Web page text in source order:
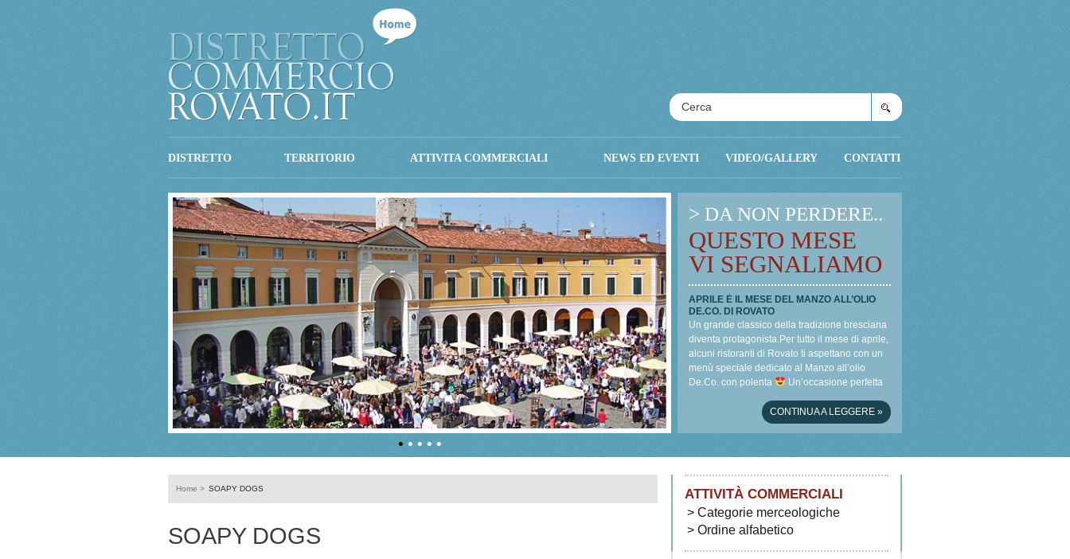
DISTRETTO TERRITORIO ATTIVITA COMMERCIALI NEWS ED EVENTI VIDEO/GALLERY CONTATTI
• • • • •
> DA NON PERDERE..
QUESTO MESE
VI SEGNALIAMO
APRILE È IL MESE DEL MANZO ALL’OLIO
DE.CO. DI ROVATO
Un grande classico della tradizione bresciana
diventa protagonista.Per tutto il mese di aprile,
alcuni ristoranti di Rovato ti aspettano con un
menù speciale dedicato al Manzo all’olio
De.Co. con polenta
Un’occasione perfetta
CONTINUA A LEGGERE »
Home > SOAPY DOGS
SOAPY DOGS
ATTIVITÀ COMMERCIALI
Categorie merceologiche
Ordine alfabetico